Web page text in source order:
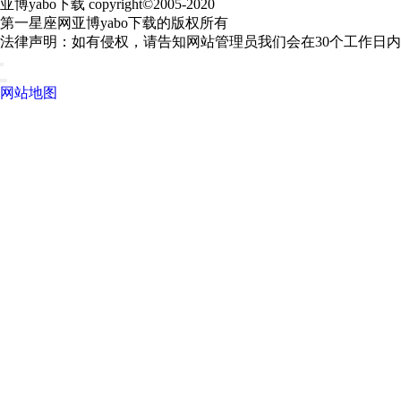
亚博yabo下载 copyright©2005-2020
第一星座网亚博yabo下载的版权所有
法律声明：如有侵权，请告知网站管理员我们会在30个工作日
网站地图